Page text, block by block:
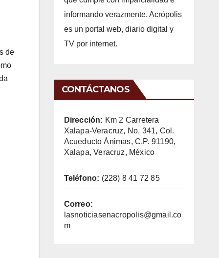
de
informando verazmente. Acrópolis
es un portal web, diario digital y
TV por internet.
CONTÁCTANOS
Dirección: Km 2 Carretera
Xalapa-Veracruz, No. 341, Col.
Acueducto Ánimas, C.P. 91190,
Xalapa, Veracruz, México
Teléfono: (228) 8 41 72 85
Correo:
lasnoticiasenacropolis@gmail.co
m